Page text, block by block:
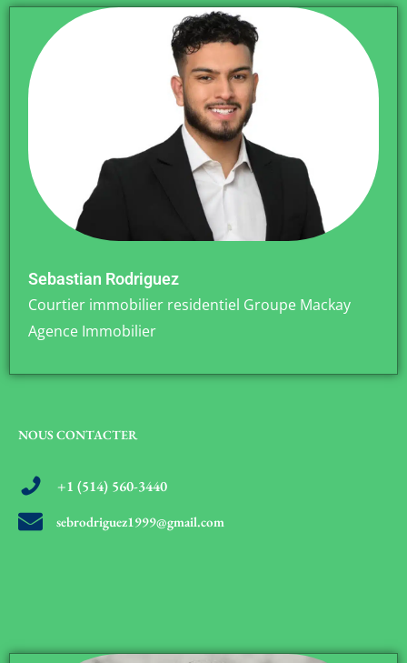
Sebastian Rodriguez
Courtier immobilier residentiel Groupe Mackay
Agence Immobilier
NOUS CONTACTER
+1 (514) 560-3440
sebrodriguez1999@gmail.com